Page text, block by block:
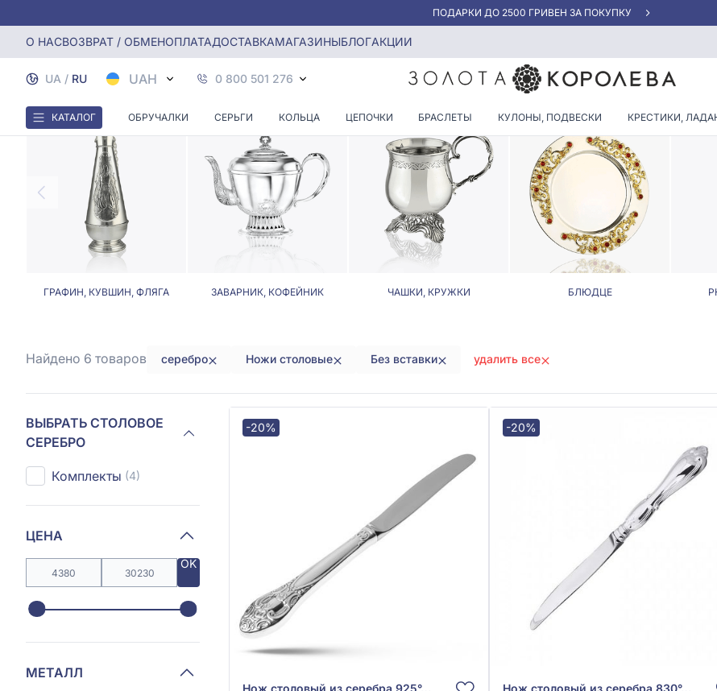
АКЦИЯ ДЛЯ КЛИЕНТОВ «НОВАЯ ПОЧТА»
О НАСВОЗВРАТ / ОБМЕНОПЛАТАДОСТАВКАМАГАЗИНЫБЛОГАКЦИИ
UA / RU UAH 0 800 501 276
КАТАЛОГ ОБРУЧАЛКИ СЕРЬГИ КОЛЬЦА ЦЕПОЧКИ БРАСЛЕТЫ КУЛОНЫ, ПОДВЕСКИ КРЕСТИКИ,
Главная Столовое серебро Серебряные столовые ножи без вставок
СЕРЕБРЯНЫЕ СТОЛОВЫЕ НОЖИ БЕЗ
ГРАФИН, КУВШИН, ФЛЯГА ЗАВАРНИК, КОФЕЙНИК ЧАШКИ, КРУЖКИ БЛЮДЦЕ
Найдено 6 товаров серебро Ножи столовые Без вставки удалить все
ВЫБРАТЬ СТОЛОВОЕ
СЕРЕБРО
Комплекты (4)
ЦЕНА
OK
МЕТАЛЛ
-20% -20%